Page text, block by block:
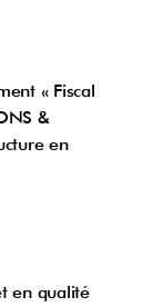
« Fiscal
&
en
en qualité